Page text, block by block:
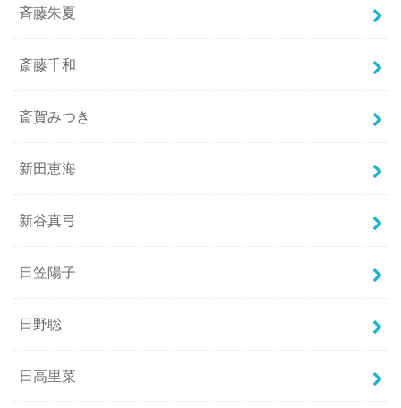
斉藤朱夏
斎藤千和
斎賀みつき
新田恵海
新谷真弓
日笠陽子
日野聡
日高里菜